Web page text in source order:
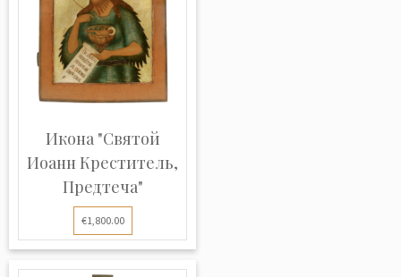
Икона "Святой
Иоанн Креститель,
Предтеча"
€1,800.00